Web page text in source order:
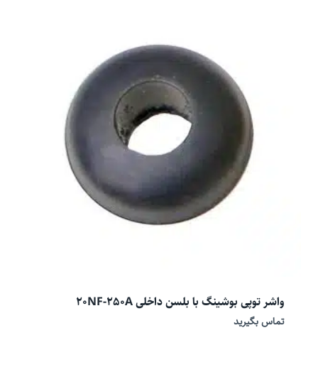
واشر توپی بوشینگ با بلسن داخلی 20NF-250A
تماس بگیرید